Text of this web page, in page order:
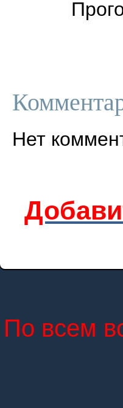
Нет
По всем